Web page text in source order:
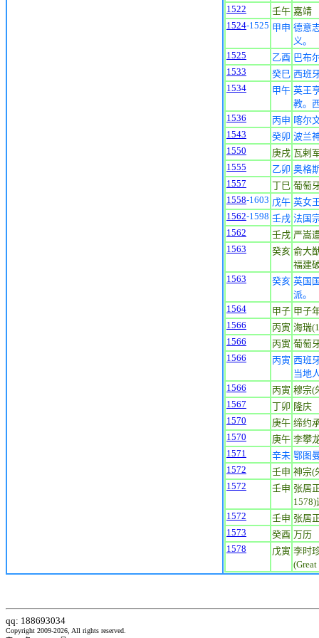
1522 壬午 嘉靖
1524-1525 甲申 德意
义。
1525
乙酉 巴布
1533
癸巳 西班
1534
甲午 英王
教。
1536
丙申 喀尔
1543
癸卯 波兰
1550
庚戌 瓦剌
1555
乙卯 奥格
1557
丁巳 葡萄
1558-1603 戊午 英女
1562-1598 壬戌 法国
1562
壬戌 严嵩
1563
癸亥 俞大
福建
1563
癸亥 英国
派。
1564
甲子 甲子
1566
丙寅 海瑞
1566
丙寅 葡萄
1566
丙寅 西班
当地
1566
丙寅 穆宗(
1567
丁卯 隆庆
1570
庚午 缔约
1570
庚午 李攀
1571
辛未 鄂图
1572
壬申 神宗(
1572
壬申 张居
1572
壬申 张居
1573
癸酉 万历
1578
戊寅 李时
qq: 188693034
Copyright 2009-2026, All rights reserved.